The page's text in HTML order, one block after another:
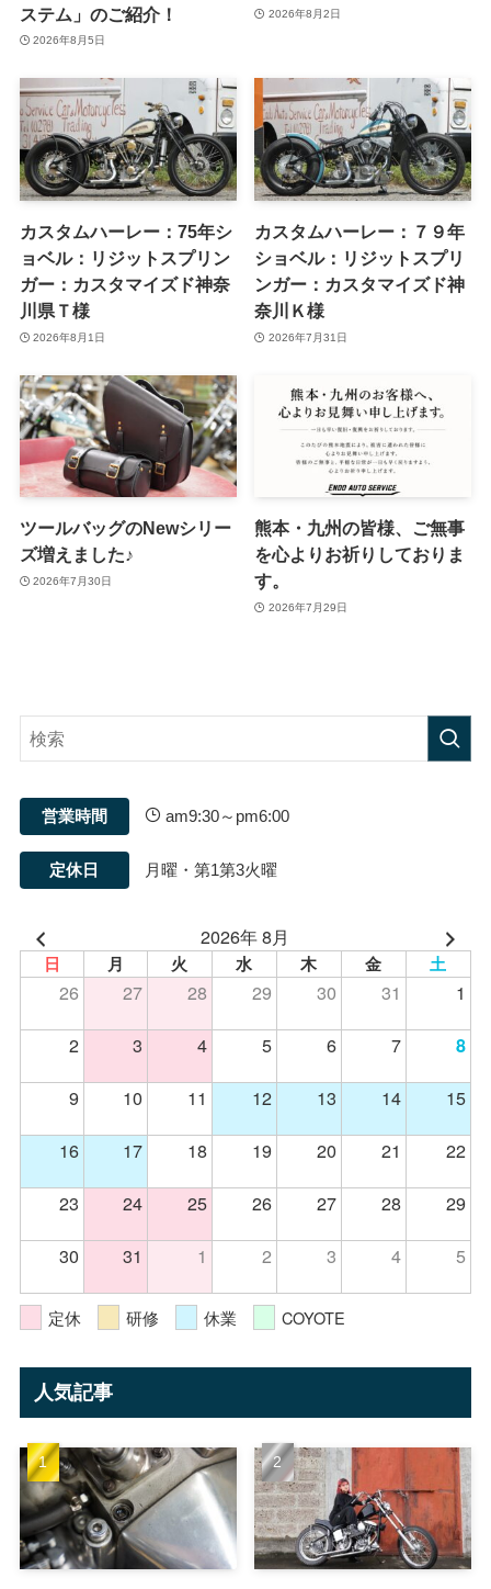
ステム」のご紹介！
2026年8月5日
2026年8月2日
カスタムハーレー：75年シ
ョベル：リジットスプリン
ガー：カスタマイズド神奈
川県Ｔ様
2026年8月1日
カスタムハーレー：７９年
ショベル：リジットスプリ
ンガー：カスタマイズド神
奈川Ｋ様
2026年7月31日
ツールバッグのNewシリー
ズ増えました♪
2026年7月30日
熊本・九州の皆様、ご無事
を心よりお祈りしておりま
す。
2026年7月29日
営業時間 am9:30～pm6:00
定休日 月曜・第1第3火曜
2026年 8月
日 月 火 水 木 金 土
26 27 28 29 30 31
1
2
3 4 5 6 7 8
9 10 11 12 13 14
15
16
17 18 19 20 21
22
23
24 25 26 27 28
29
30
31 1 2 3 4 5
定休 研修 休業 COYOTE
人気記事